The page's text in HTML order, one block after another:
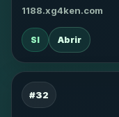
1188.xg4ken.com
SI Abrir
#32